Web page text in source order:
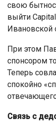
свою
выйти
Ивановской
При этом
спонсором
Теперь
спокойно
Связь с